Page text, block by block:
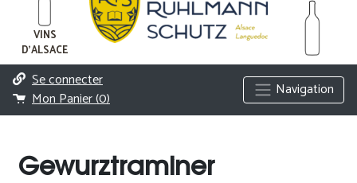
VINS
D'ALSACE
Se connecter
Mon Panier (0) Navigation
Gewurztraminer